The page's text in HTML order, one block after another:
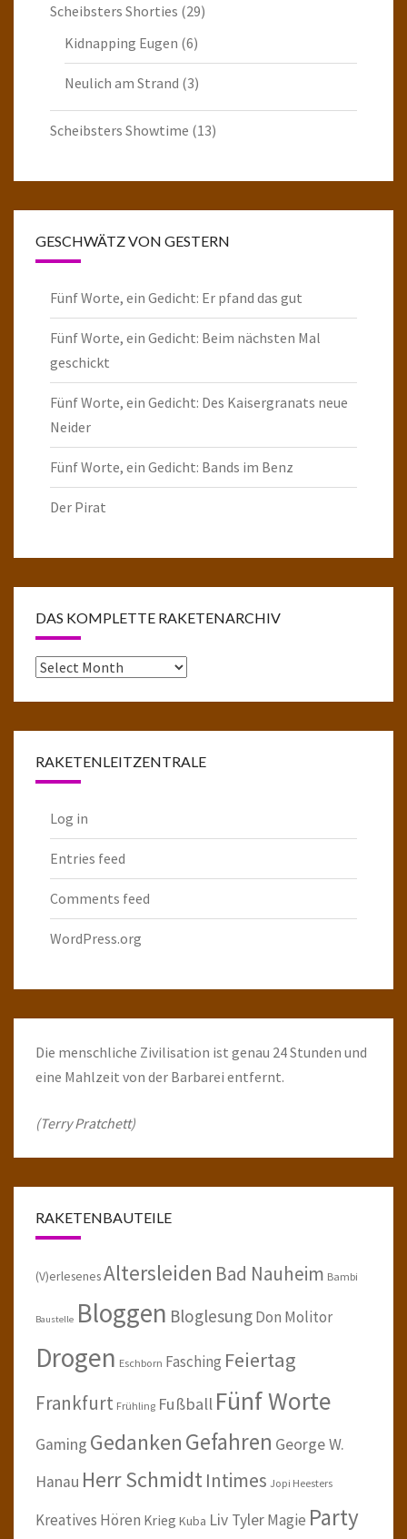
Scheibsters Shorties (29)
Kidnapping Eugen (6)
Neulich am Strand (3)
Scheibsters Showtime (13)
GESCHWÄTZ VON GESTERN
Fünf Worte, ein Gedicht: Er pfand das gut
Fünf Worte, ein Gedicht: Beim nächsten Mal
geschickt
Fünf Worte, ein Gedicht: Des Kaisergranats neue
Neider
Fünf Worte, ein Gedicht: Bands im Benz
Der Pirat
DAS KOMPLETTE RAKETENARCHIV
Das
RAKETENLEITZENTRALE
Log in
Entries feed
Comments feed
WordPress.org
Die menschliche Zivilisation ist genau 24 Stunden und
eine Mahlzeit von der Barbarei entfernt.
(Terry Pratchett)
RAKETENBAUTEILE
(V)erlesenesAltersleiden Bad Nauheim Bambi
Baustelle Bloggen BloglesungDon Molitor
Drogen Eschborn Fasching Feiertag
Frankfurt Frühling Fußball Fünf Worte
Gaming GedankenGefahren George W.
Hanau Herr SchmidtIntimes Jopi Heesters
Kreatives Hören Krieg Kuba Liv TylerMagie Party